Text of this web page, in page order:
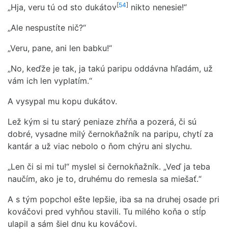
„Hja, veru tú od sto dukátov[54] nikto nenesie!“
„Ale nespustíte nič?“
„Veru, pane, ani len babku!“
„No, keďže je tak, ja takú paripu oddávna hľadám, už
vám ich len vyplatím.“
A vysypal mu kopu dukátov.
Lež kým si tu starý peniaze zhŕňa a pozerá, či sú
dobré, vysadne milý černokňažník na paripu, chytí za
kantár a už viac nebolo o ňom chýru ani slychu.
„Len či si mi tu!“ myslel si černokňažník. „Veď ja teba
naučím, ako je to, druhému do remesla sa miešať.“
A s tým popchol ešte lepšie, iba sa na druhej osade pri
kováčovi pred vyhňou stavili. Tu milého koňa o stĺp
ulapil a sám šiel dnu ku kováčovi.